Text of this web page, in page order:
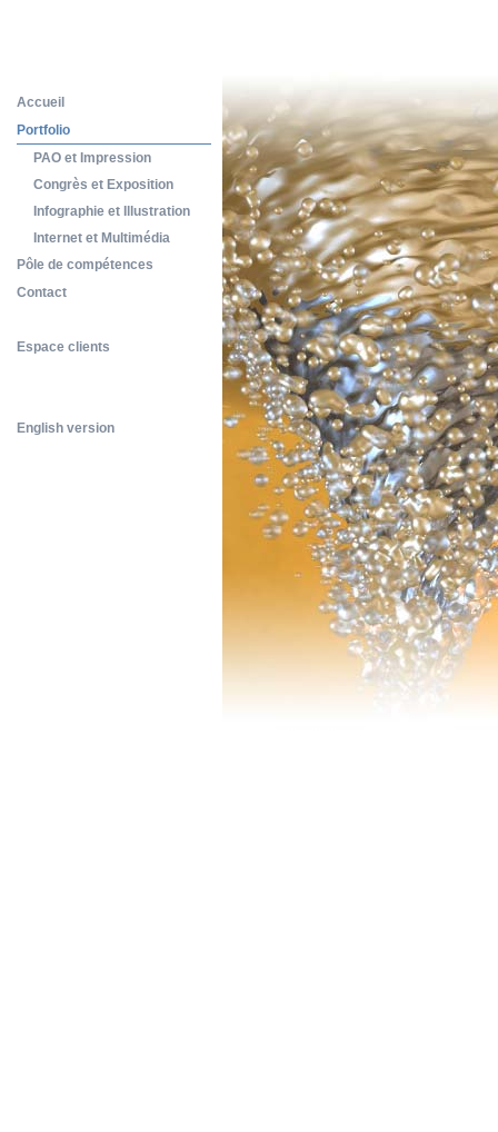
Accueil
Portfolio
PAO et Impression
Congrès et Exposition
Infographie et Illustration
Internet et Multimédia
Pôle de compétences
Contact
Espace clients
English version